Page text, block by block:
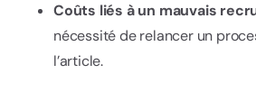
Coûts liés à un mauvais
nécessité de relancer un
l’article.